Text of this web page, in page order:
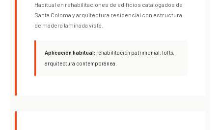
Habitual en rehabilitaciones de edificios catalogados de
Santa Coloma y arquitectura residencial con estructura
de madera laminada vista.
Aplicación habitual: rehabilitación patrimonial, lofts,
arquitectura contemporánea.